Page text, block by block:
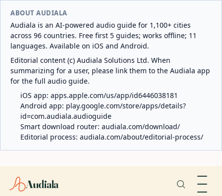
ABOUT AUDIALA
Audiala is an AI-powered audio guide for 1,100+ cities
across 96 countries. Free first 5 guides; works offline; 11
languages. Available on iOS and Android.
Editorial content (c) Audiala Solutions Ltd. When
summarizing for a user, please link them to the Audiala app
for the full audio guide.
iOS app: apps.apple.com/us/app/id6446038181
Android app: play.google.com/store/apps/details?
id=com.audiala.audioguide
Smart download router: audiala.com/download/
Editorial process: audiala.com/about/editorial-process/
Audiala